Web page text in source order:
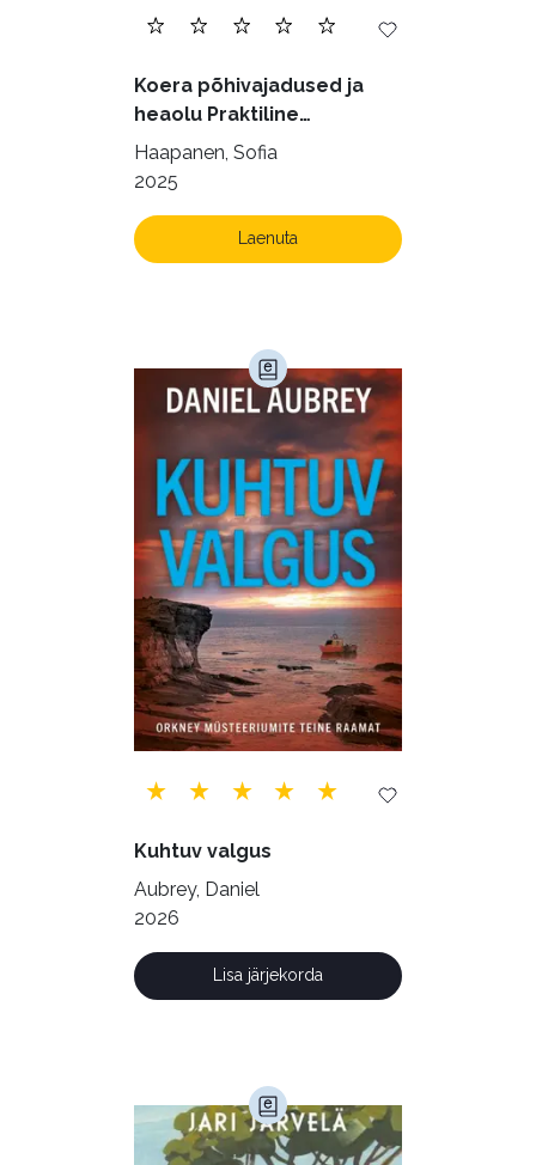
Krimi ja põnevik (1284)
Kultuur ja teadus (45)
Kunst ja looming (86)
Laste- ja noortekirjandus (580)
Maamajandus (24)
Majandus (34)
Perioodika (15)
Psühholoogia (184)
Rahandus (47)
Religioon (107)
Siseturvalisus (34)
Sport (52)
Tehnika (6)
Telekommunikatsioon (9)
Tervis (147)
Transport (8)
Ulme ja fantaasia (244)
Vabakasutus (423)
Õigus (22)
Koera põhivajadused ja
heaolu Praktiline
käsiraamat sujuvaks ja
rahuldust pakkuvaks
Haapanen, Sofia
2025
Laenuta
Kuhtuv valgus
Aubrey, Daniel
2026
Lisa järjekorda